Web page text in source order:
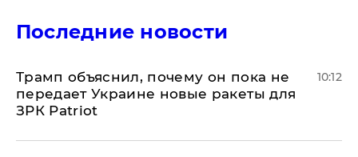
Последние новости
Трамп объяснил, почему он пока не
передает Украине новые ракеты для
ЗРК Patriot
10:12